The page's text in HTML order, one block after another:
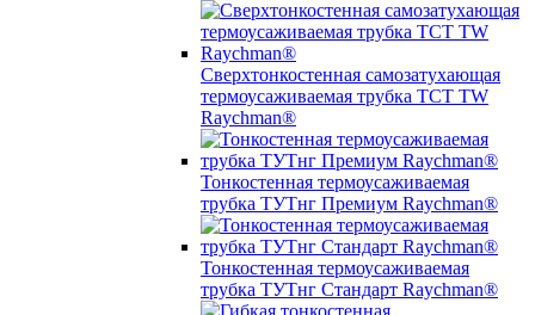
Сверхтонкостенная самозатухающая
термоусаживаемая трубка ТCT TW
Raychman®
Тонкостенная термоусаживаемая
трубка ТУТнг Премиум Raychman®
Тонкостенная термоусаживаемая
трубка ТУТнг Стандарт Raychman®